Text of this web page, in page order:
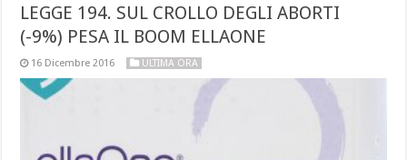
LEGGE 194. SUL CROLLO DEGLI ABORTI
(-9%) PESA IL BOOM ELLAONE
16 Dicembre 2016 ULTIMA ORA